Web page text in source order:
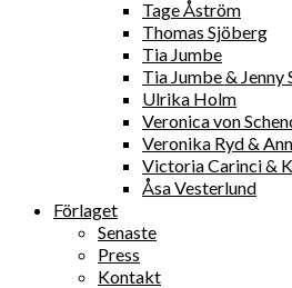
Tage Åström
Thomas Sjöberg
Tia Jumbe
Tia Jumbe & Jenny
Ulrika Holm
Veronica von
Veronika Ryd &
Victoria Carinci &
Åsa Vesterlund
Förlaget
Senaste
Press
Kontakt